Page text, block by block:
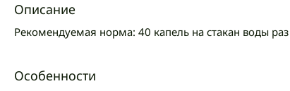
Описание
Рекомендуемая норма: 40 капель на стакан воды
Особенности